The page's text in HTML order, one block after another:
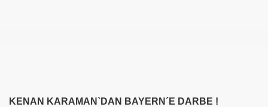
KENAN KARAMAN`DAN BAYERN´E DARBE !